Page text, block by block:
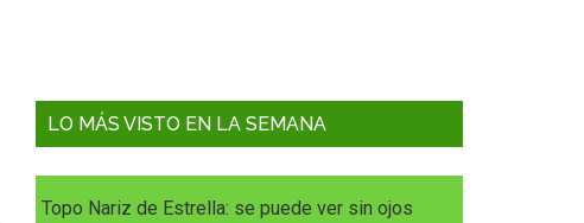
LO MÁS VISTO EN LA SEMANA
Topo Nariz de Estrella: se puede ver sin ojos